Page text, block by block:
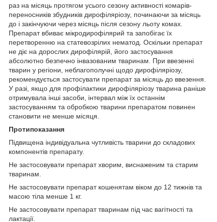
раз на місяць протягом усього сезону активності комарів-
переносників збудників дирофіляріозу, починаючи за місяць
до і закінчуючи через місяць після сезону льоту комах.
Препарат вбиває мікродирофілярий та запобігає їх
перетворенню на статевозрілих нематод. Оскільки препарат
не діє на дорослих дирофілярій, його застосування
абсолютно безпечно інвазованим тваринам. При ввезенні
тварин у регіони, неблагополучні щодо дирофіляріозу,
рекомендується застосувати препарат за місяць до ввезення.
У разі, якщо для профілактики дирофіляріозу тварина раніше
отримувала інші засоби, інтервал між їх останнім
застосуванням та обробкою тварини препаратом повинен
становити не менше місяця.
Протипоказання
Підвищена індивідуальна чутливість тварини до складових
компонентів препарату.
Не застосовувати препарат хворим, виснаженим та старим
тваринам.
Не застосовувати препарат кошенятам віком до 12 тижнів та
масою тіла менше 1 кг.
Не застосовувати препарат тваринам під час вагітності та
лактації.